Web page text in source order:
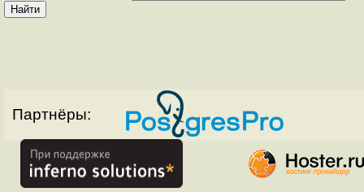
Партнёры: